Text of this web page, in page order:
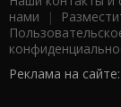
нами |
Реклама на сайте: